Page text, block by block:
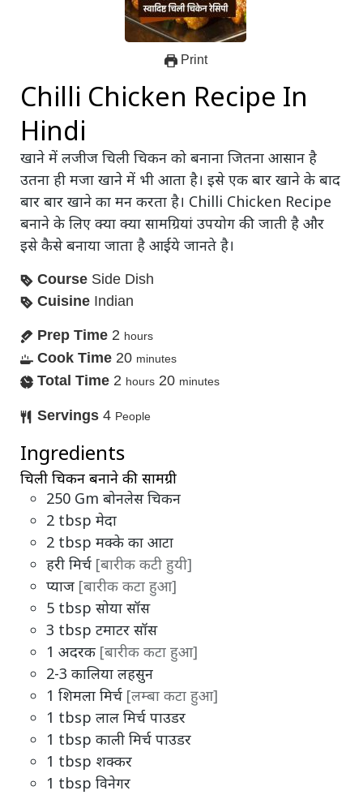
Print
Chilli Chicken Recipe In
Hindi
खाने में लजीज चिली चिकन को बनाना जितना आसान है
उतना ही मजा खाने में भी आता है। इसे एक बार खाने के बाद
बार बार खाने का मन करता है। Chilli Chicken Recipe
बनाने के लिए क्या क्या सामग्रियां उपयोग की जाती है और
इसे कैसे बनाया जाता है आईये जानते है।
Course Side Dish
Cuisine Indian
Prep Time 2 hours
Cook Time 20 minutes
Total Time 2 hours 20 minutes
Servings 4 People
Ingredients
चिली चिकन बनाने की सामग्री
250 Gm बोनलेस चिकन
2 tbsp मेदा
2 tbsp मक्के का आटा
हरी मिर्च [बारीक कटी हुयी]
प्याज [बारीक कटा हुआ]
5 tbsp सोया सॉस
3 tbsp टमाटर सॉस
1 अदरक [बारीक कटा हुआ]
2-3 कालिया लहसुन
1 शिमला मिर्च [लम्बा कटा हुआ]
1 tbsp लाल मिर्च पाउडर
1 tbsp काली मिर्च पाउडर
1 tbsp शक्कर
1 tbsp विनेगर